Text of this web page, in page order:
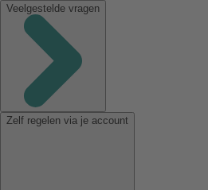
Veelgestelde vragen
Zelf regelen via je account